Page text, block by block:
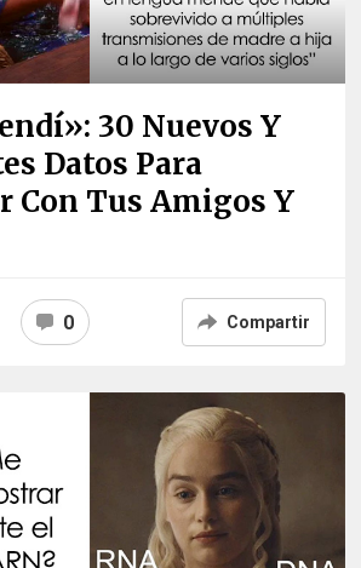
30 Nuevos Y
Datos Para
Con Tus Amigos Y
0 Compartir